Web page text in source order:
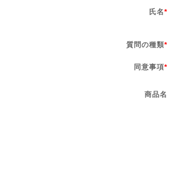
氏名*
質問の種類*
同意事項*
商品名